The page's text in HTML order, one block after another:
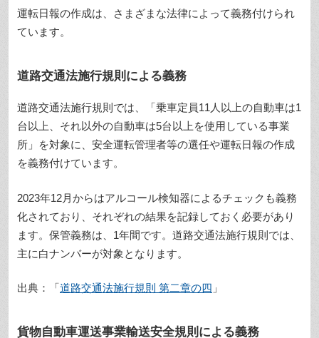
運転日報の作成は、さまざまな法律によって義務付けられ
ています。
道路交通法施行規則による義務
道路交通法施行規則では、「乗車定員11人以上の自動車は1
台以上、それ以外の自動車は5台以上を使用している事業
所」を対象に、安全運転管理者等の選任や運転日報の作成
を義務付けています。
2023年12月からはアルコール検知器によるチェックも義務
化されており、それぞれの結果を記録しておく必要があり
ます。保管義務は、1年間です。道路交通法施行規則では、
主に白ナンバーが対象となります。
出典：「道路交通法施行規則 第二章の四 」
貨物自動車運送事業輸送安全規則による義務